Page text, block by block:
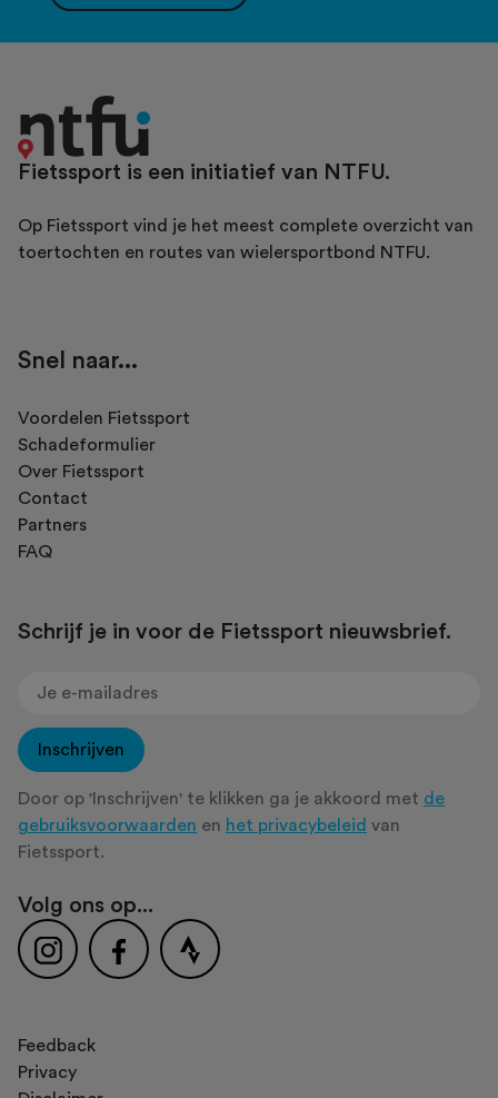
Fietssport is een initiatief van NTFU.
Op Fietssport vind je het meest complete overzicht van
toertochten en routes van wielersportbond NTFU.
Snel naar...
Voordelen Fietssport
Schadeformulier
Over Fietssport
Contact
Partners
FAQ
Schrijf je in voor de Fietssport nieuwsbrief.
Inschrijven
Door op 'Inschrijven' te klikken ga je akkoord met de
gebruiksvoorwaarden en het privacybeleid van
Fietssport.
Volg ons op...
Feedback
Privacy